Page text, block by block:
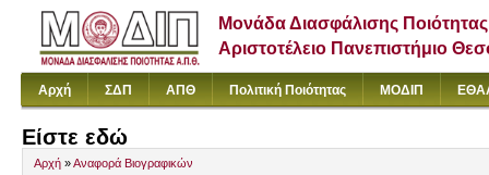
Μονάδα Διασφάλισης Ποιότητας
Αριστοτέλειο Πανεπιστήμιο
Αρχή ΣΔΠ ΑΠΘ Πολιτική Ποιότητας ΜΟΔΙΠ
Είστε εδώ
Αρχή »Αναφορά Βιογραφικών